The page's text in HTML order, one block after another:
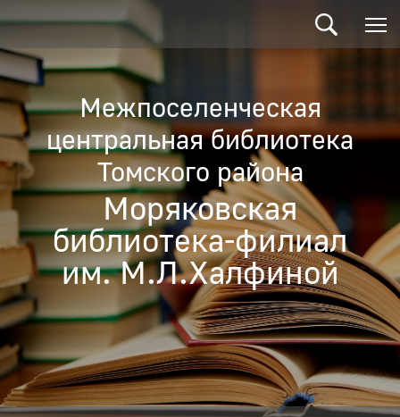
Межпоселенческая
центральная библиотека
Томского района
Моряковская
библиотека-филиал
им. М.Л.Халфиной